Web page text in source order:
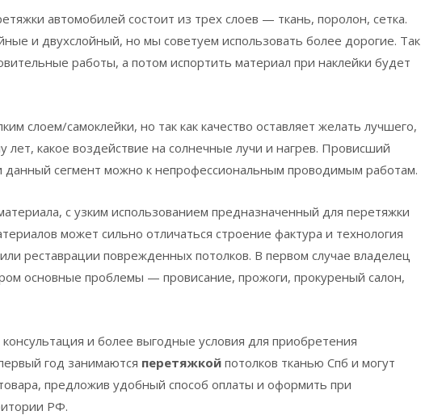
автомобилей состоит из трех слоев — ткань, поролон, сетка.
и двухслойный, но мы советуем использовать более дорогие. Так
работы, а потом испортить материал при наклейки будет
слоем/самоклейки, но так как качество оставляет желать лучшего,
лет, какое воздействие на солнечные лучи и нагрев. Провисший
данный сегмент можно к непрофессиональным проводимым работам.
с узким использованием предназначенный для перетяжки
может сильно отличаться строение фактура и технология
реставрации поврежденных потолков. В первом случае владелец
основные проблемы — провисание, прожоги, прокуреный салон,
и более выгодные условия для приобретения
год занимаются перетяжкой потолков тканью Спб и могут
предложив удобный способ оплаты и оформить при
РФ.